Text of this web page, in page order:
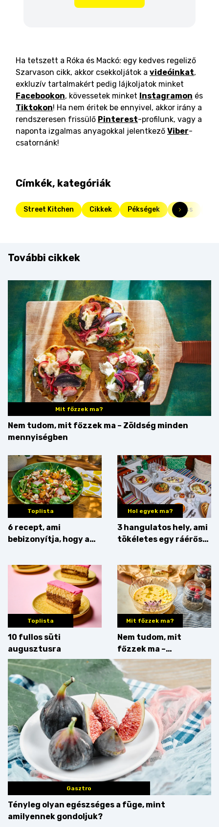
Ha tetszett a Róka és Mackó: egy kedves regeliző
Szarvason cikk, akkor csekkoljátok a videóinkat,
exkluzív tartalmakért pedig lájkoljatok minket
Facebookon, kövessetek minket Instagramon és
Tiktokon! Ha nem éritek be ennyivel, akkor irány a
rendszeresen frissülő Pinterest-profilunk, vagy a
naponta izgalmas anyagokkal jelentkező Viber-
csatornánk!
Címkék, kategóriák
Street Kitchen Cikkek Pékségek Friss
További cikkek
Mit főzzek ma?
Nem tudom, mit főzzek ma – Zöldség minden
mennyiségben
Toplista
6 recept, ami
bebizonyítja, hogy a
zseniális
Hol egyek ma?
3 hangulatos hely, ami
tökéletes egy ráérős
Toplista
10 fullos süti
augusztusra
Mit főzzek ma?
Nem tudom, mit
főzzek ma –
Villámgyors menü
Gasztro
Tényleg olyan egészséges a füge, mint
amilyennek gondoljuk?